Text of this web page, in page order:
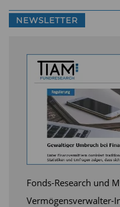
NEWSLETTER
Fonds-Research und
Vermögensverwalter-